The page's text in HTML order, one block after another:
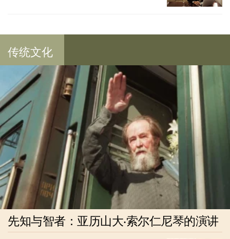
传统文化
先知与智者：亚历山大‧索尔仁尼琴的演讲